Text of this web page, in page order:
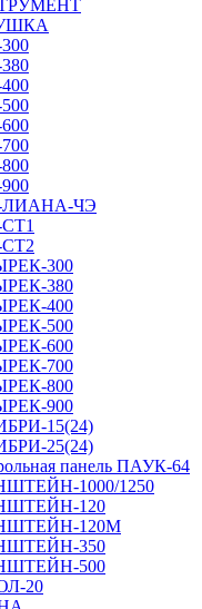
ЧЭ
300
380
400
500
600
700
800
900
15(24)
25(24)
панель ПАУК-64
1000/1250
120
120М
350
500
20